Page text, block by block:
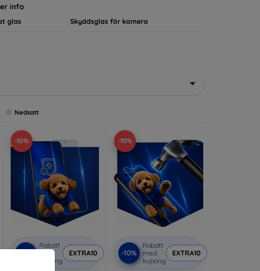
skyddet för sin enhet.
info
glas Skyddsglas för kamera
Nedsatt
-10%
Rabatt
kupong
EXTRA10
-10%
-10%
Rabatt
med
kupong
EXTRA10